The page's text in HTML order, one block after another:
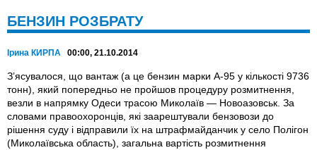
БЕНЗИН РОЗБРАТУ
Ірина КИРПА 00:00, 21.10.2014
З’ясувалося, що вантаж (а це бензин марки А-95 у кількості 9736
тонн), який попередньо не пройшов процедуру розмитнення,
везли в напрямку Одеси трасою Миколаїв — Новоазовськ. За
словами правоохоронців, які заарештували бензовози до
рішення суду і відправили їх на штрафмайданчик у село Полігон
(Миколаївська область), загальна вартість розмитнення